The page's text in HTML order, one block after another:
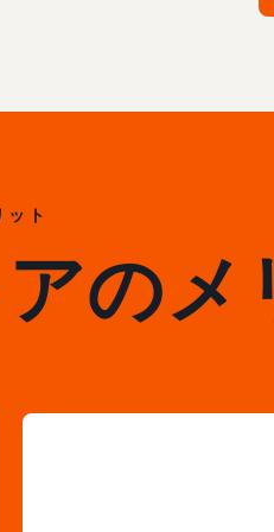
ット
のメ